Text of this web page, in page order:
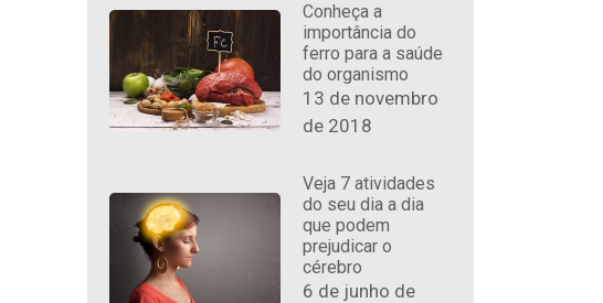
Conheça a
importância do
ferro para a saúde
do organismo
13 de novembro
de 2018
Veja 7 atividades
do seu dia a dia
que podem
prejudicar o
cérebro
6 de junho de